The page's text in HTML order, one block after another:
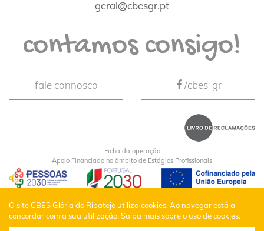
geral@cbesgr.pt
contamos consigo!
fale connosco /cbes-gr
Ficha da operação
Apoio Financiado no âmbito de Estágios Profissionais
CBES Glória do Ribatejo © Todos os Direitos
Reservados |Política de Privacidade
O site CBES Glória do Ribatejo utiliza cookies. Ao navegar está a
concordar com a sua utilização. Saiba mais sobre o uso de cookies.